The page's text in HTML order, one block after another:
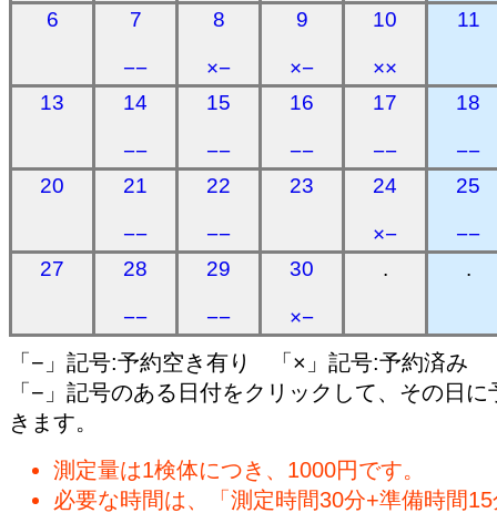
6
7
−−
8
×−
9
×−
10
××
11
13 14
−−
15
−−
16
−−
17
−−
18
−−
20
21
−−
22
−−
23 24
×−
25
−−
27
28
−−
29
−−
30
×−
. .
「−」記号:予約空き有り 「×」記号:予約済み
「−」記号のある日付をクリックして、その日に
きます。
測定量は1検体につき、1000円です。
必要な時間は、「測定時間30分+準備時間